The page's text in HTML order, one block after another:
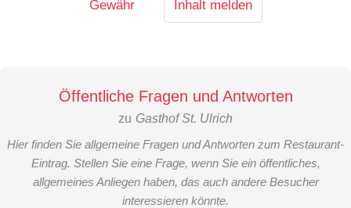
Gewähr Inhalt melden
Öffentliche Fragen und Antworten
zu Gasthof St. Ulrich
Hier finden Sie allgemeine Fragen und Antworten zum Restaurant-
Eintrag. Stellen Sie eine Frage, wenn Sie ein öffentliches,
allgemeines Anliegen haben, das auch andere Besucher
interessieren könnte.